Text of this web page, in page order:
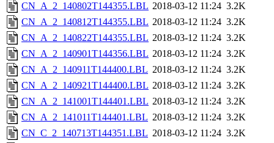
CN_A_2_140802T144355.LBL 2018-03-12 11:24 3.2K
CN_A_2_140812T144355.LBL 2018-03-12 11:24 3.2K
CN_A_2_140822T144355.LBL 2018-03-12 11:24 3.2K
CN_A_2_140901T144356.LBL 2018-03-12 11:24 3.2K
CN_A_2_140911T144400.LBL 2018-03-12 11:24 3.2K
CN_A_2_140921T144400.LBL 2018-03-12 11:24 3.2K
CN_A_2_141001T144401.LBL 2018-03-12 11:24 3.2K
CN_A_2_141011T144401.LBL 2018-03-12 11:24 3.2K
CN_C_2_140713T144351.LBL 2018-03-12 11:24 3.2K